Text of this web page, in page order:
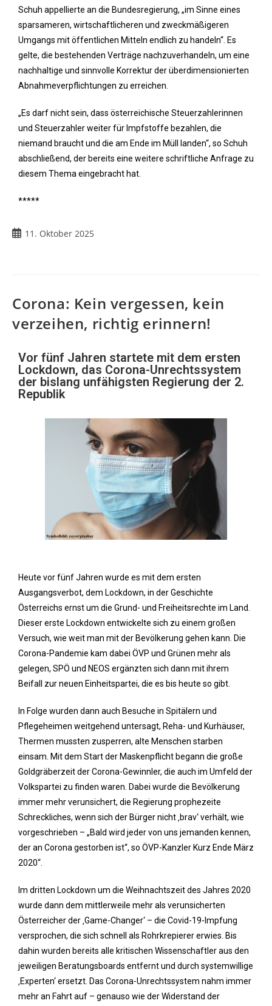
Schuh appellierte an die Bundesregierung, „im Sinne eines
sparsameren, wirtschaftlicheren und zweckmäßigeren
Umgangs mit öffentlichen Mitteln endlich zu handeln“. Es
gelte, die bestehenden Verträge nachzuverhandeln, um eine
nachhaltige und sinnvolle Korrektur der überdimensionierten
Abnahmeverpflichtungen zu erreichen.
„Es darf nicht sein, dass österreichische Steuerzahlerinnen
und Steuerzahler weiter für Impfstoffe bezahlen, die
niemand braucht und die am Ende im Müll landen“, so Schuh
abschließend, der bereits eine weitere schriftliche Anfrage zu
diesem Thema eingebracht hat.
*****
11. Oktober 2025
Corona: Kein vergessen, kein
verzeihen, richtig erinnern!
Vor fünf Jahren startete mit dem ersten
Lockdown, das Corona-Unrechtssystem
der bislang unfähigsten Regierung der 2.
Republik
Heute vor fünf Jahren wurde es mit dem ersten
Ausgangsverbot, dem Lockdown, in der Geschichte
Österreichs ernst um die Grund- und Freiheitsrechte im Land.
Dieser erste Lockdown entwickelte sich zu einem großen
Versuch, wie weit man mit der Bevölkerung gehen kann. Die
Corona-Pandemie kam dabei ÖVP und Grünen mehr als
gelegen, SPÖ und NEOS ergänzten sich dann mit ihrem
Beifall zur neuen Einheitspartei, die es bis heute so gibt.
In Folge wurden dann auch Besuche in Spitälern und
Pflegeheimen weitgehend untersagt, Reha- und Kurhäuser,
Thermen mussten zusperren, alte Menschen starben
einsam. Mit dem Start der Maskenpflicht begann die große
Goldgräberzeit der Corona-Gewinnler, die auch im Umfeld der
Volkspartei zu finden waren. Dabei wurde die Bevölkerung
immer mehr verunsichert, die Regierung prophezeite
Schreckliches, wenn sich der Bürger nicht ‚brav‘ verhält, wie
vorgeschrieben – „Bald wird jeder von uns jemanden kennen,
der an Corona gestorben ist“, so ÖVP-Kanzler Kurz Ende März
2020“.
Im dritten Lockdown um die Weihnachtszeit des Jahres 2020
wurde dann dem mittlerweile mehr als verunsicherten
Österreicher der ‚Game-Changer‘ – die Covid-19-Impfung
versprochen, die sich schnell als Rohrkrepierer erwies. Bis
dahin wurden bereits alle kritischen Wissenschaftler aus den
jeweiligen Beratungsboards entfernt und durch systemwillige
‚Experten‘ ersetzt. Das Corona-Unrechtssystem nahm immer
mehr an Fahrt auf – genauso wie der Widerstand der